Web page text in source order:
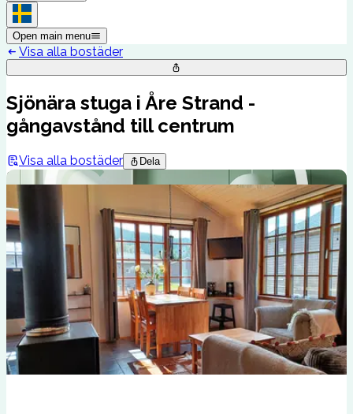
Open main menu
Visa alla bostäder
Sjönära stuga i Åre Strand -
gångavstånd till centrum
Visa alla bostäder Dela